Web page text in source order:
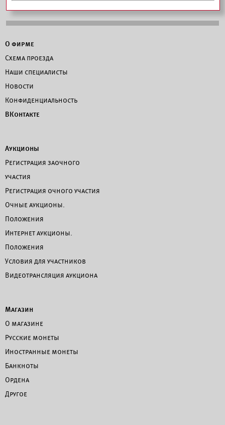
О фирме
Схема проезда
Наши специалисты
Новости
Конфиденциальность
ВКонтакте
Аукционы
Регистрация заочного
участия
Регистрация очного участия
Очные аукционы.
Положения
Интернет аукционы.
Положения
Условия для участников
Видеотрансляция аукциона
Магазин
О магазине
Русские монеты
Иностранные монеты
Банкноты
Ордена
Другое